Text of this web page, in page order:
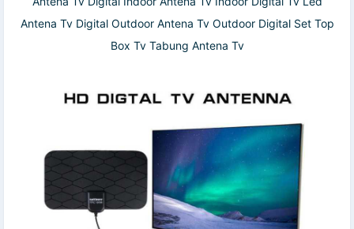
Antena Tv Digital Outdoor Antena Tv Outdoor Digital Set Top
Box Tv Tabung Antena Tv